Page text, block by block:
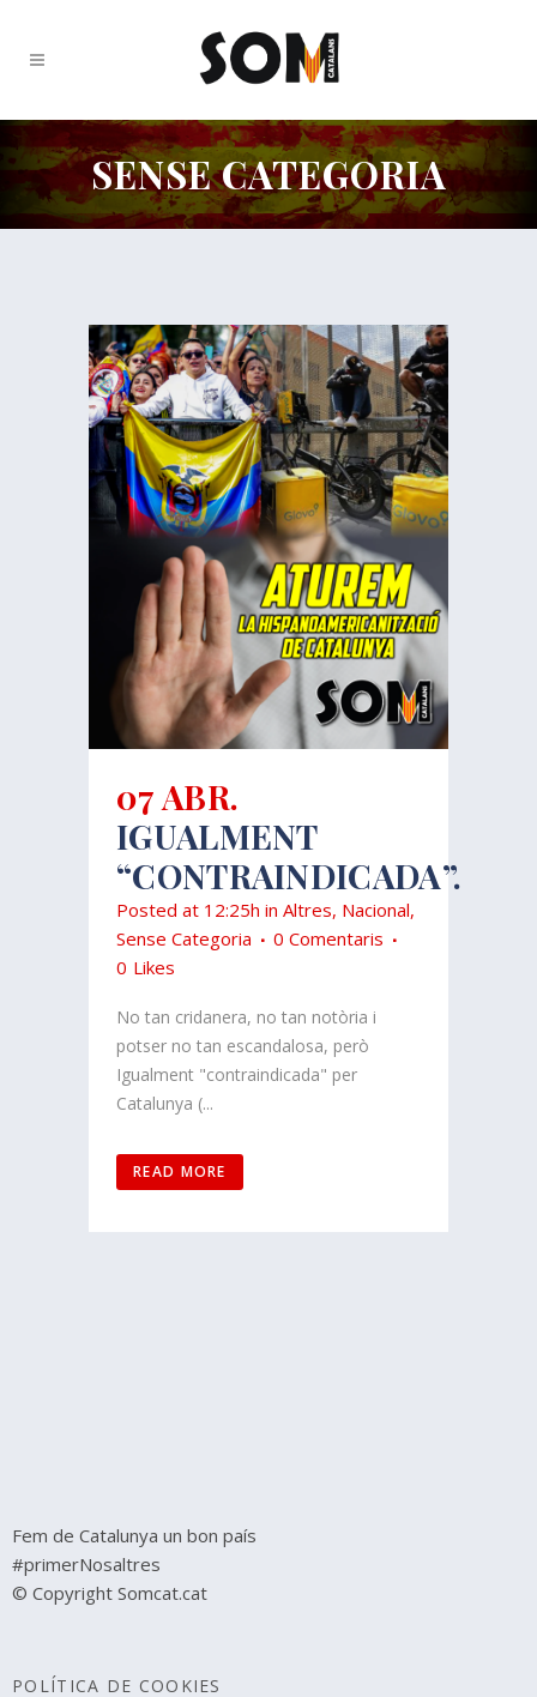
SENSE CATEGORIA
07 ABR.
IGUALMENT
“CONTRAINDICADA”.
Posted at 12:25h in Altres, Nacional,
Sense Categoria
0 Comentaris
0 Likes
No tan cridanera, no tan notòria i
potser no tan escandalosa, però
Igualment "contraindicada" per
Catalunya (...
READ MORE
Fem de Catalunya un bon país
#primerNosaltres
© Copyright Somcat.cat
POLÍTICA DE COOKIES